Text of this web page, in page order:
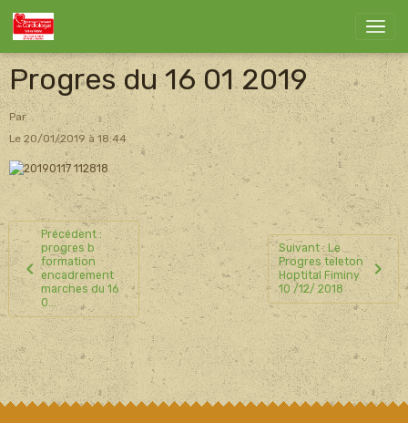
Progres du 16 01 2019
Par
Le 20/01/2019 à 18:44
Précédent :
progres b
formation
encadrement
marches du 16
0...
Suivant : Le
Progres teleton
Hoptital Fiminy
10 /12/ 2018